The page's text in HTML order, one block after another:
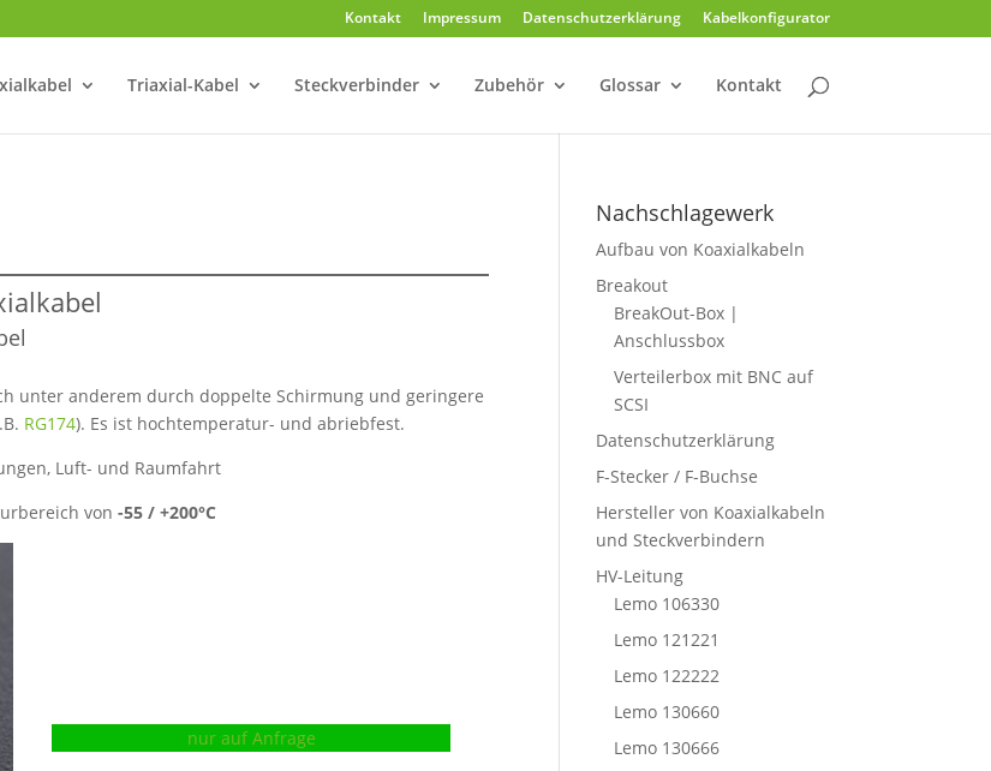
Kontakt Impressum Datenschutzerklärung Kabelkonfigurator
Triaxial-Kabel Steckverbinder Zubehör Glossar Kontakt
unter anderem durch doppelte Schirmung und geringere
RG174). Es ist hochtemperatur- und abriebfest.
Luft- und Raumfahrt
von-55 / +200°C
nur auf Anfrage
Nachschlagewerk
Aufbau von Koaxialkabeln
Breakout
BreakOut-Box |
Anschlussbox
Verteilerbox mit BNC auf
SCSI
Datenschutzerklärung
F-Stecker / F-Buchse
Hersteller von Koaxialkabeln
und Steckverbindern
HV-Leitung
Lemo 106330
Lemo 121221
Lemo 122222
Lemo 130660
Lemo 130666